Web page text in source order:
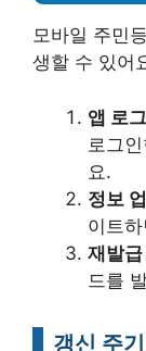
모바일 주민
생할 수 있어
앱 로
로그
요.
정보
이트
재발급
드를
갱신 주기